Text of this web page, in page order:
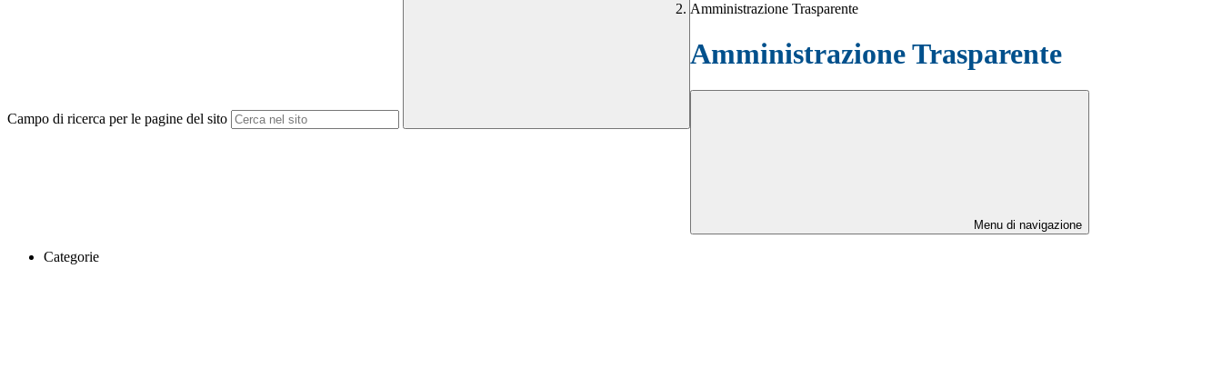
Campo di ricerca per le pagine del sito
Amministrazione Trasparente
Amministrazione Trasparente
Menu di navigazione
Categorie